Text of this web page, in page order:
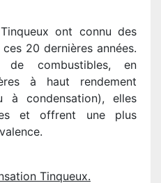
ont connu des
20 dernières années.
de combustibles, en
à haut rendement
à condensation), elles
et offrent une plus
Tinqueux.